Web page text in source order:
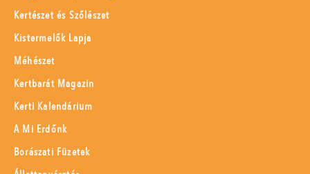
Kertészet és Szőlészet
Kistermelők Lapja
Méhészet
Kertbarát Magazin
Kerti Kalendárium
A Mi Erdőnk
Borászati Füzetek